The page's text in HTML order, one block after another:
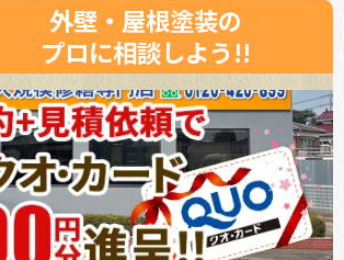
外壁・屋根塗装の
プロに相談しよう!!